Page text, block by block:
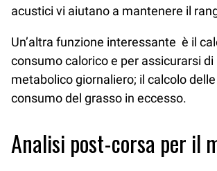
acustici vi aiutano a mantenere il
Un’altra funzione interessante è il
consumo calorico e per assicurarsi
metabolico giornaliero; il calcolo
consumo del grasso in eccesso.
Analisi post-corsa per il